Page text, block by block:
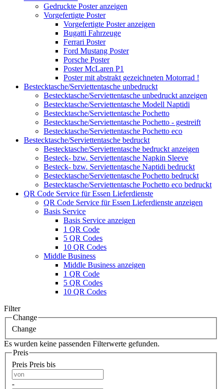
Gedruckte Poster anzeigen
Vorgefertigte Poster
Vorgefertigte Poster anzeigen
Bugatti Fahrzeuge
Ferrari Poster
Ford Mustang Poster
Porsche Poster
Poster McLaren P1
Poster mit abstrakt gezeichneten Motorrad !
Bestecktasche/Serviettentasche unbedruckt
Bestecktasche/Serviettentasche unbedruckt anzeigen
Bestecktasche/Serviettentasche Modell Naptidi
Bestecktasche/Serviettentasche Pochetto
Bestecktasche/Serviettentasche Pochetto - gestreift
Bestecktasche/Serviettentasche Pochetto eco
Bestecktasche/Serviettentasche bedruckt
Bestecktasche/Serviettentasche bedruckt anzeigen
Besteck- bzw. Serviettentasche Napkin Sleeve
Besteck- bzw. Serviettentasche Naptidi bedruckt
Bestecktasche/Serviettentasche Pochetto bedruckt
Bestecktasche/Serviettentasche Pochetto eco bedruckt
QR Code Service für Essen Lieferdienste
QR Code Service für Essen Lieferdienste anzeigen
Basis Service
Basis Service anzeigen
1 QR Code
5 QR Codes
10 QR Codes
Middle Business
Middle Business anzeigen
1 QR Code
5 QR Codes
10 QR Codes
Filter
Change
Change
Es wurden keine passenden Filterwerte gefunden.
Preis
Preis Preis bis
-